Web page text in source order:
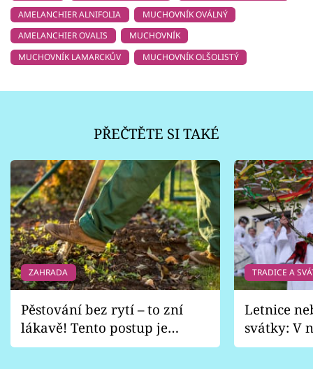
AMELANCHIER ALNIFOLIA
MUCHOVNÍK OVÁLNÝ
AMELANCHIER OVALIS
MUCHOVNÍK
MUCHOVNÍK LAMARCKŮV
MUCHOVNÍK OLŠOLISTÝ
PŘEČTĚTE SI TAKÉ
ZAHRADA
Pěstování bez rytí – to zní
lákavě! Tento postup je
vhodný jen pro některé
TRADICE A
Letnice
svátky: V
pondělí